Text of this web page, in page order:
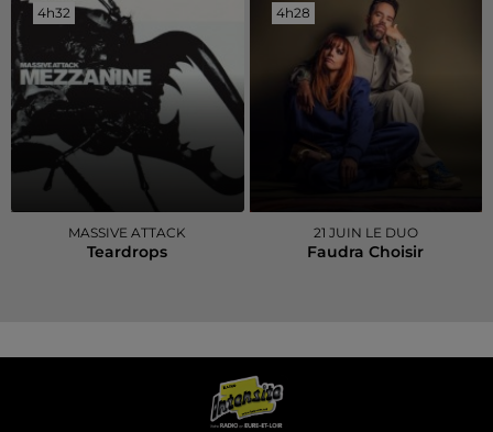
4h32
4h32
MASSIVE ATTACK
Teardrops
4h28
4h28
21 JUIN LE DUO
Faudra Choisir